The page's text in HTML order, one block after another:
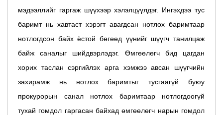
мэдээллийг гаргаж шүүхээр хэлэлцүүлдэг. Ингэхдээ тус
баримт нь хавтаст хэрэгт авагдсан нотлох баримтаар
нотлогдсон байх ёстой бөгөөд үүнийг шүүгч танилцаж
байж саналыг шийдвэрлэдэг. Өмгөөлөгч бид цагдан
хорих таслан сэргийлэх арга хэмжээ авсан шүүгчийн
захирамж нь нотлох баримтыг тусгаагүй буюу
прокурорын санал нотлох баримтаар нотлогдоогүй
тухай гомдол гаргасан байхад өмгөөлөгч нарын гомдол